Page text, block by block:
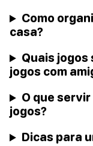
Como
casa?
Quais jogos
jogos com
O que
jogos?
Dicas para